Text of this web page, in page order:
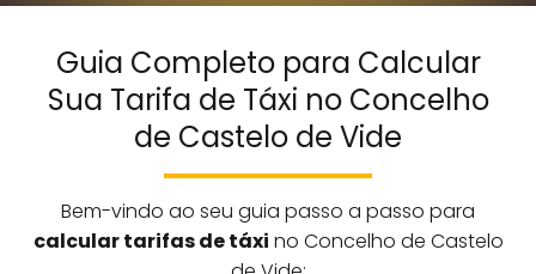
Guia Completo para Calcular
Sua Tarifa de Táxi no Concelho
de Castelo de Vide
Bem-vindo ao seu guia passo a passo para
calcular tarifas de táxi no Concelho de Castelo